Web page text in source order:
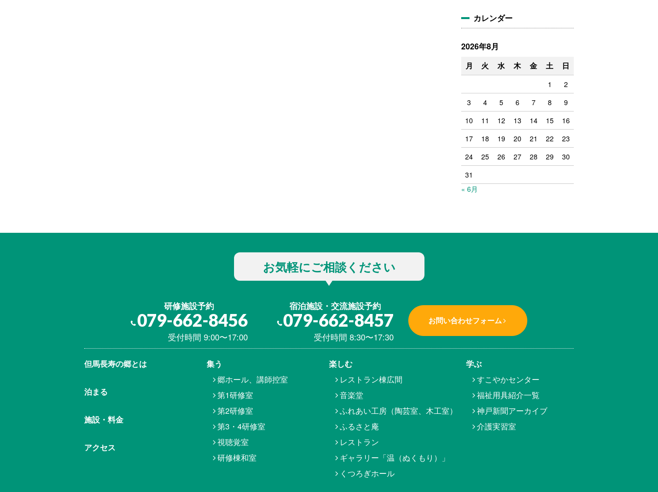
カレンダー
2026年8月
月 火 水 木 金 土 日
1
2
3
4 5 6 7 8
9
10
11 12 13 14 15
16
17
18 19 20 21 22
23
24
25 26 27 28 29
30
31
« 6月
お気軽にご相談ください
研修施設予約
079-662-8456
受付時間 9:00〜17:00
宿泊施設・交流施設予約
079-662-8457
受付時間 8:30〜17:30
お問い合わせフォーム
但馬⾧寿の郷とは
泊まる
施設・料金
アクセス
集う
郷ホール、講師控室
第1研修室
第2研修室
第3・4研修室
視聴覚室
研修棟和室
楽しむ
レストラン棟広間
音楽堂
ふれあい工房（陶芸室、木工室）
ふるさと庵
レストラン
ギャラリー「温（ぬくもり）」
くつろぎホール
学ぶ
すこやかセンター
福祉用具紹介一覧
神戸新聞アーカイブ
介護実習室